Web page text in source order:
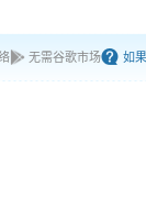
无需谷歌市场 如